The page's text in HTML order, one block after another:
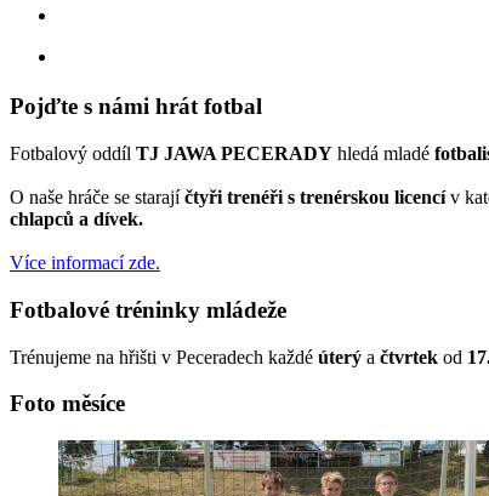
Pojďte s námi hrát fotbal
Fotbalový oddíl TJ JAWA PECERADY hledá mladé
O naše hráče se starajíčtyři trenéři s trenérskou licencív
chlapců a dívek.
Více informací zde.
Fotbalové tréninky mládeže
Trénujeme na hřišti v Peceradech každé úterý a čtvrtek od
Foto měsíce